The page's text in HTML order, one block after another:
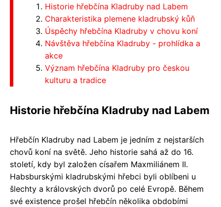
Historie hřebčína Kladruby nad Labem
Charakteristika plemene kladrubský kůň
Úspěchy hřebčína Kladruby v chovu koní
Návštěva hřebčína Kladruby - prohlídka a
akce
Význam hřebčína Kladruby pro českou
kulturu a tradice
Historie hřebčína Kladruby nad Labem
Hřebčín Kladruby nad Labem je jedním z nejstarších
chovů koní na světě. Jeho historie sahá až do 16.
století, kdy byl založen císařem Maxmiliánem II.
Habsburskými kladrubskými hřebci byli oblíbeni u
šlechty a královských dvorů po celé Evropě. Během
své existence prošel hřebčín několika obdobími